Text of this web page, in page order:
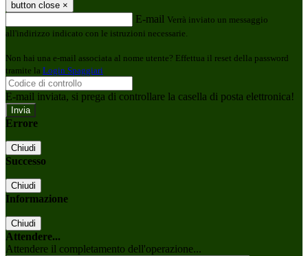
button close ×
E-mail Verrà inviato un messaggio
all'indirizzo indicato con le istruzioni necessarie.
Non hai una e-mail associata al nome utente? Effettua il reset della password
tramite la Login Spaggiari
E-mail inviata, si prega di controllare la casella di posta elettronica!
Errore
Chiudi
Successo
Chiudi
Informazione
Chiudi
Attendere...
Attendere il completamento dell'operazione...